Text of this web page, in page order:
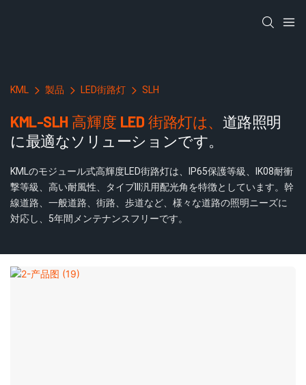
KML 製品 LED街路灯 SLH
KML-SLH 高輝度 LED 街路灯は、 道路照明
に最適なソリューションです。
KMLのモジュール式高輝度LED街路灯は、IP65保護等級、IK08耐衝
撃等級、高い耐風性、タイプIII汎用配光角を特徴としています。幹
線道路、一般道路、街路、歩道など、様々な道路の照明ニーズに
対応し、5年間メンテナンスフリーです。